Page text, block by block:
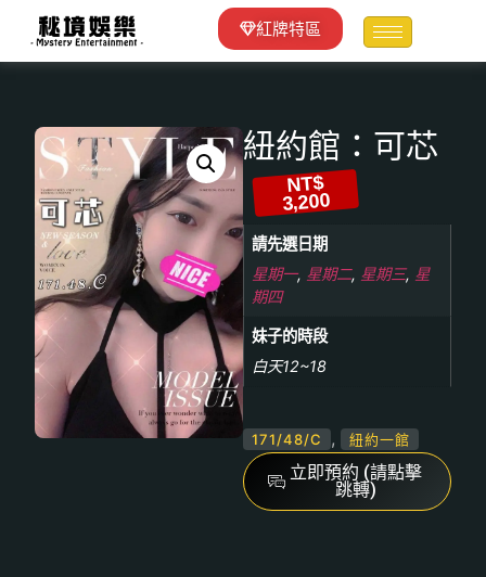
紅牌特區
紐約館：可芯
NT$
3,200
請先選日期
星期一, 星期二, 星期三, 星
期四
妹子的時段
白天12~18
171/48/C , 紐約一館
立即預約 (請點擊
跳轉)